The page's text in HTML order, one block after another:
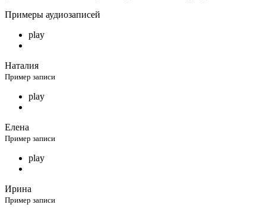
Примеры аудиозаписей
play
Наталия
Пример записи
play
Елена
Пример записи
play
Ирина
Пример записи